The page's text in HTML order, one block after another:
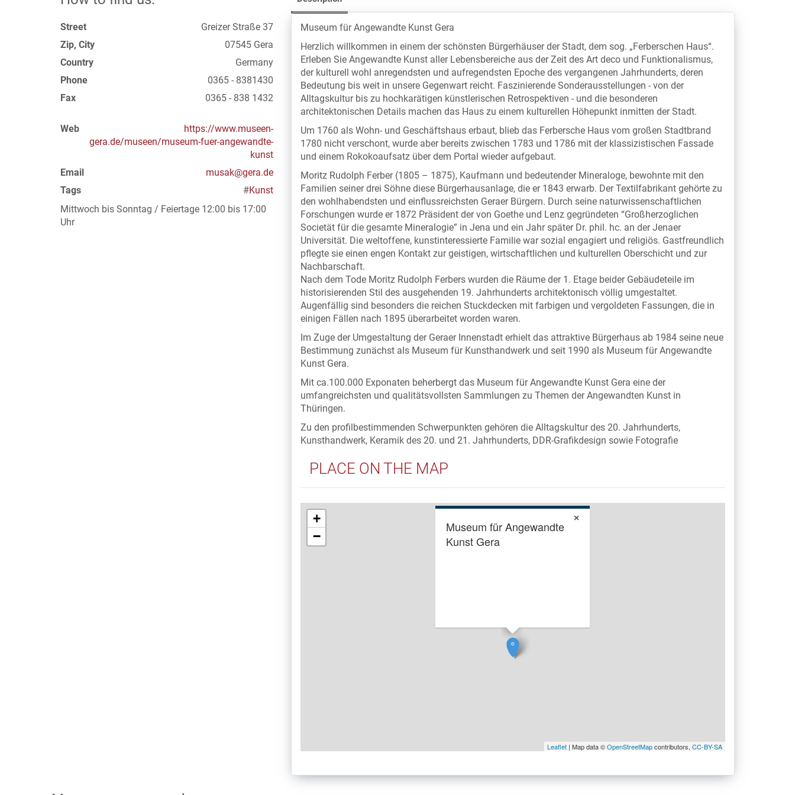
Street
Greizer Straße 37
Zip, City
07545 Gera
Country
Germany
Phone
0365 - 8381430
Fax
0365 - 838 1432
Web
https://www.museen-
gera.de/museen/museum-fuer-angewandte-
kunst
Email
musak@gera.de
Tags
#Kunst
Mittwoch bis Sonntag / Feiertage 12:00 bis 17:00
Uhr
Museum für Angewandte Kunst Gera
Herzlich willkommen in einem der schönsten Bürgerhäuser der Stadt, dem sog. „Ferberschen Haus“.
Erleben Sie Angewandte Kunst aller Lebensbereiche aus der Zeit des Art deco und Funktionalismus,
der kulturell wohl anregendsten und aufregendsten Epoche des vergangenen Jahrhunderts, deren
Bedeutung bis weit in unsere Gegenwart reicht. Faszinierende Sonderausstellungen - von der
Alltagskultur bis zu hochkarätigen künstlerischen Retrospektiven - und die besonderen
architektonischen Details machen das Haus zu einem kulturellen Höhepunkt inmitten der Stadt.
Um 1760 als Wohn- und Geschäftshaus erbaut, blieb das Ferbersche Haus vom großen Stadtbrand
1780 nicht verschont, wurde aber bereits zwischen 1783 und 1786 mit der klassizistischen Fassade
und einem Rokokoaufsatz über dem Portal wieder aufgebaut.
Moritz Rudolph Ferber (1805 – 1875), Kaufmann und bedeutender Mineraloge, bewohnte mit den
Familien seiner drei Söhne diese Bürgerhausanlage, die er 1843 erwarb. Der Textilfabrikant gehörte zu
den wohlhabendsten und einflussreichsten Geraer Bürgern. Durch seine naturwissenschaftlichen
Forschungen wurde er 1872 Präsident der von Goethe und Lenz gegründeten “Großherzoglichen
Societät für die gesamte Mineralogie” in Jena und ein Jahr später Dr. phil. hc. an der Jenaer
Universität. Die weltoffene, kunstinteressierte Familie war sozial engagiert und religiös. Gastfreundlich
pflegte sie einen engen Kontakt zur geistigen, wirtschaftlichen und kulturellen Oberschicht und zur
Nachbarschaft.
Nach dem Tode Moritz Rudolph Ferbers wurden die Räume der 1. Etage beider Gebäudeteile im
historisierenden Stil des ausgehenden 19. Jahrhunderts architektonisch völlig umgestaltet.
Augenfällig sind besonders die reichen Stuckdecken mit farbigen und vergoldeten Fassungen, die in
einigen Fällen nach 1895 überarbeitet worden waren.
Im Zuge der Umgestaltung der Geraer Innenstadt erhielt das attraktive Bürgerhaus ab 1984 seine neue
Bestimmung zunächst als Museum für Kunsthandwerk und seit 1990 als Museum für Angewandte
Kunst Gera.
Mit ca.100.000 Exponaten beherbergt das Museum für Angewandte Kunst Gera eine der
umfangreichsten und qualitätsvollsten Sammlungen zu Themen der Angewandten Kunst in
Thüringen.
Zu den profilbestimmenden Schwerpunkten gehören die Alltagskultur des 20. Jahrhunderts,
Kunsthandwerk, Keramik des 20. und 21. Jahrhunderts, DDR-Grafikdesign sowie Fotografie
PLACE ON THE MAP
Museum für Angewandte
Kunst Gera
×
+
−
Leaflet | Map data ©OpenStreetMapcontributors, CC-BY-SA